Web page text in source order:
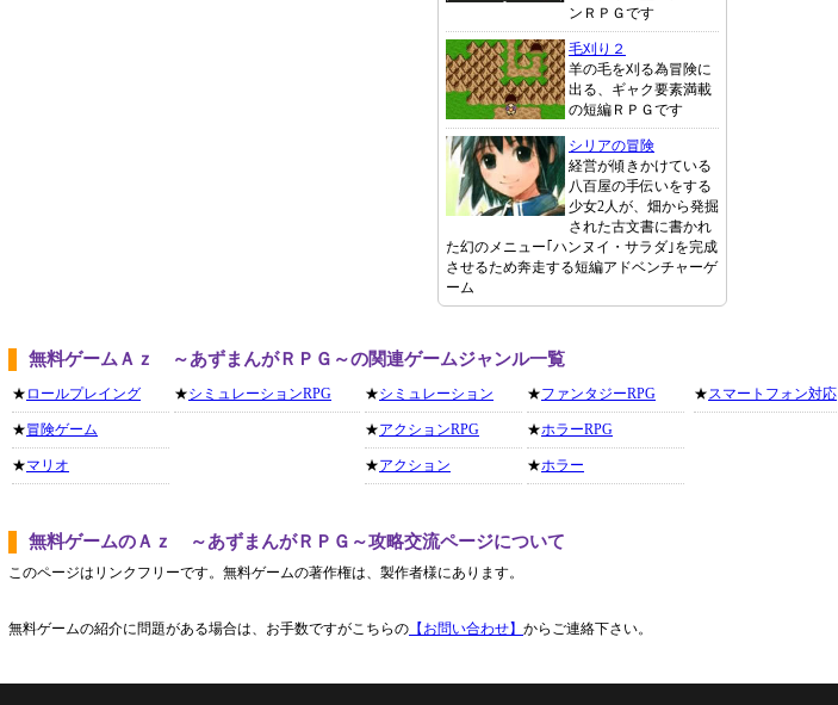
ンＲＰＧです
毛刈り２
羊の毛を刈る為冒険に
出る、ギャク要素満載
の短編ＲＰＧです
シリアの冒険
経営が傾きかけている
八百屋の手伝いをする
少女2人が、畑から発掘
された古文書に書かれ
た幻のメニュー｢ハンヌイ・サラダ｣を完成
させるため奔走する短編アドベンチャーゲ
ーム
無料ゲームＡｚ ～あずまんがＲＰＧ～の関連ゲームジャンル一覧
★ ロールプレイング
★冒険ゲーム
★マリオ
★シミュレーションRPG ★シミュレーション
★アクションRPG
★アクション
★ファンタジーRPG
★ホラーRPG
★ホラー
★スマートフォン対応
無料ゲームのＡｚ ～あずまんがＲＰＧ～攻略交流ページについて
このページはリンクフリーです。無料ゲームの著作権は、製作者様にあります。
無料ゲームの紹介に問題がある場合は、お手数ですがこちらの 【お問い合わせ】 からご連絡下さい。